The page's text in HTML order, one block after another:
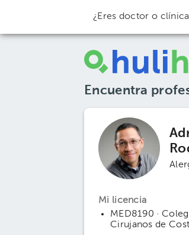
¿Eres doctor o
Encuentra
Mi licencia
MED8190 ·
Cirujanos de